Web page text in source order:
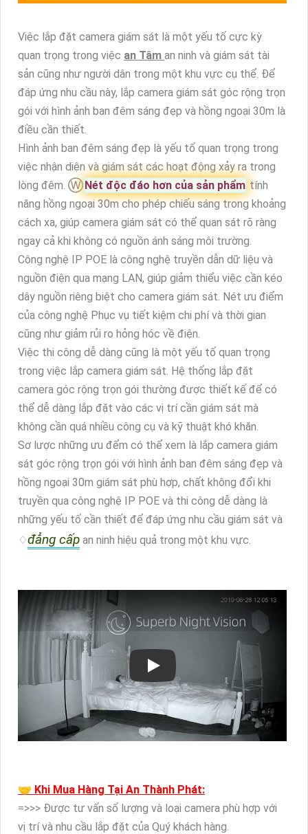
Việc lắp đặt camera giám sát là một yếu tố cực kỳ
quan trọng trong việc an Tâm an ninh và giám sát tài
sản cũng như người dân trong một khu vực cụ thể. Để
đáp ứng nhu cầu này, lắp camera giám sát góc rộng trọn
gói với hình ảnh ban đêm sáng đẹp và hồng ngoại 30m là
điều cần thiết.
Hình ảnh ban đêm sáng đẹp là yếu tố quan trọng trong
việc nhận diện và giám sát các hoạt động xảy ra trong
lòng đêm. ⓌNét độc đáo hơn của sản phẩm tính
năng hồng ngoại 30m cho phép chiếu sáng trong khoảng
cách xa, giúp camera giám sát có thể quan sát rõ ràng
ngay cả khi không có nguồn ánh sáng môi trường.
Công nghệ IP POE là công nghệ truyền dẫn dữ liệu và
nguồn điện qua mạng LAN, giúp giảm thiểu việc cần kéo
dây nguồn riêng biệt cho camera giám sát. Nét ưu điểm
của công nghệ Phục vụ tiết kiệm chi phí và thời gian
cũng như giảm rủi ro hỏng hóc về điện.
Việc thi công dễ dàng cũng là một yếu tố quan trọng
trong việc lắp camera giám sát. Hệ thống lắp đặt
camera góc rộng trọn gói thường được thiết kế để có
thể dễ dàng lắp đặt vào các vị trí cần giám sát mà
không cần quá nhiều công cụ và kỹ thuật khó khăn.
Sơ lược những ưu đểm có thể xem là lắp camera giám
sát góc rộng trọn gói với hình ảnh ban đêm sáng đẹp và
hồng ngoại 30m giám sát phù hợp, chất không đổi khi
truyền qua công nghệ IP POE và thi công dễ dàng là
những yếu tố cần thiết để đáp ứng nhu cầu giám sát và
♢đẳng cấp an ninh hiệu quả trong một khu vực.
🤝 Khi Mua Hàng Tại An Thành Phát:
=>>> Được tư vấn số lượng và loại camera phù hợp với
vị trí và nhu cầu lắp đặt của Quý khách hàng.